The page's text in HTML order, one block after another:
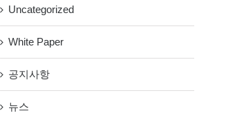
Uncategorized
White Paper
공지사항
뉴스